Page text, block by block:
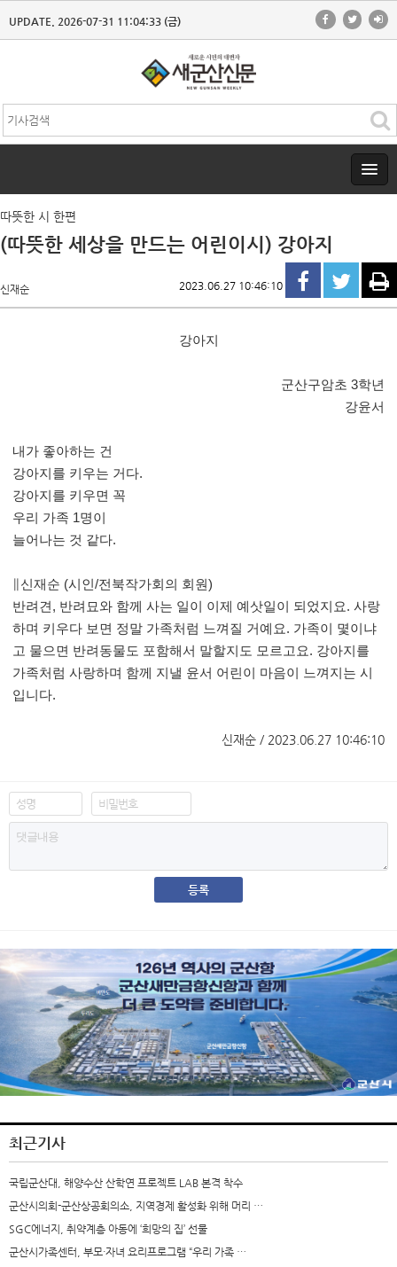
UPDATE. 2026-07-31 11:04:33 (금)
따뜻한 시 한편
(따뜻한 세상을 만드는 어린이시) 강아지
신재순 2023.06.27 10:46:10
강아지
군산구암초 3학년
강윤서
내가 좋아하는 건
강아지를 키우는 거다.
강아지를 키우면 꼭
우리 가족 1명이
늘어나는 것 같다.
신재순 (시인 /전북작가회의 회원)
반려견 , 반려묘와 함께 사는 일이 이제 예삿일이 되었지요. 사랑
하며 키우다 보면 정말 가족처럼 느껴질 거예요. 가족이 몇이냐
고 물으면 반려동물도 포함해서 말할지도 모르고요. 강아지를
가족처럼 사랑하며 함께 지낼 윤서 어린이 마음이 느껴지는 시
입니다.
신재순 / 2023.06.27 10:46:10
최근기사
국립군산대, 해양수산 산학연 프로젝트 LAB 본격 착수
군산시의회-군산상공회의소, 지역경제 활성화 위해 머리 …
SGC에너지, 취약계층 아동에 ‘희망의 집’ 선물
군산시가족센터, 부모·자녀 요리프로그램 “우리 가족 …